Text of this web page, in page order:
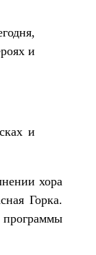
и
и
хора
Горка.
программы